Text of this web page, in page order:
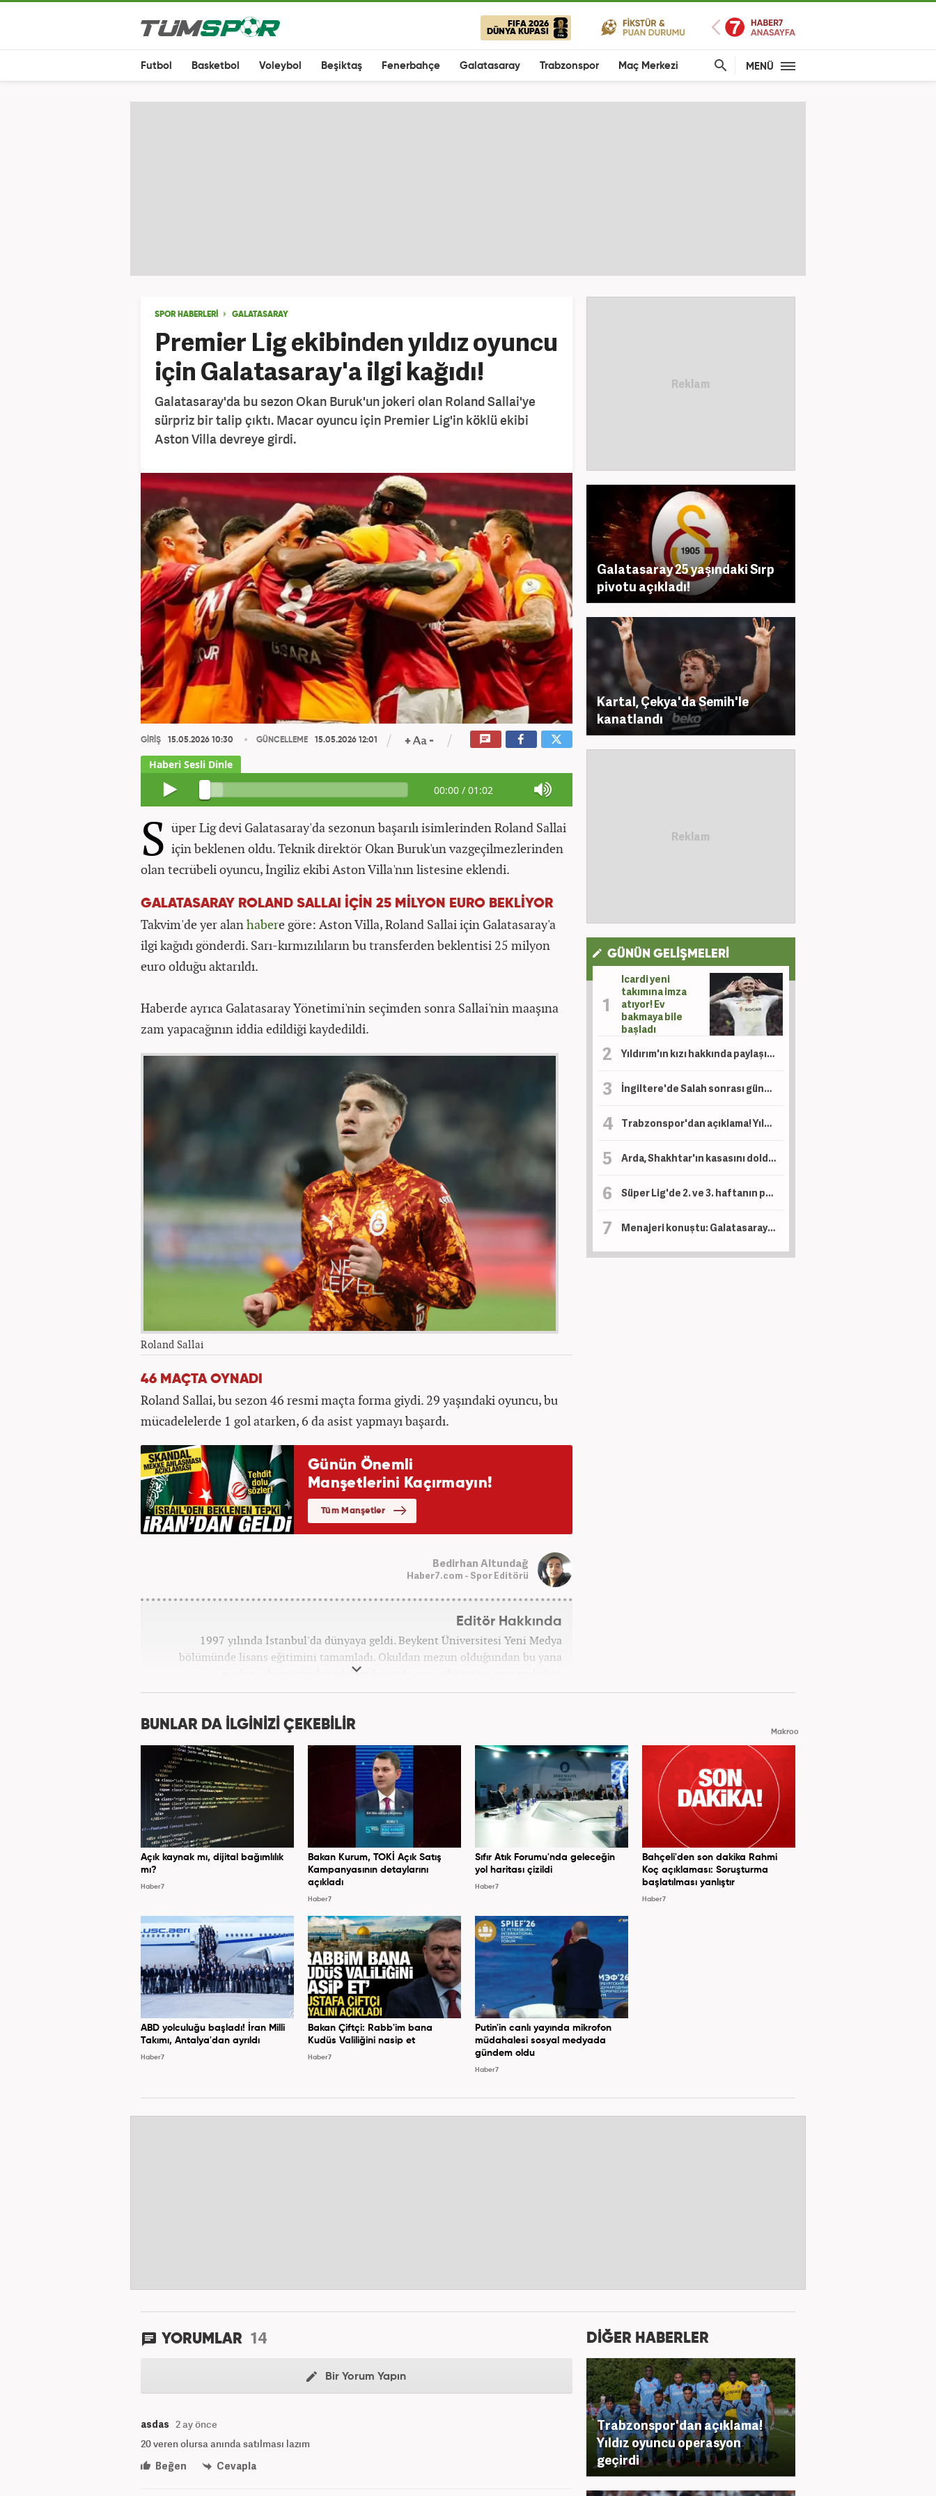
FIFA 2026
DÜNYA KUPASI
Futbol Basketbol Voleybol Beşiktaş Fenerbahçe Galatasaray Trabzonspor Maç Merkezi MENÜ
SPOR HABERLERİ GALATASARAY
Premier Lig ekibinden yıldız oyuncu
için Galatasaray'a ilgi kağıdı!
Galatasaray'da bu sezon Okan Buruk'un jokeri olan Roland Sallai'ye
sürpriz bir talip çıktı. Macar oyuncu için Premier Lig'in köklü ekibi
Aston Villa devreye girdi.
GİRİŞ 15.05.2026 10:30 GÜNCELLEME 15.05.2026 12:01
00:00 / 01:02
S üper Lig devi Galatasaray'da sezonun başarılı isimlerinden Roland Sallai
için beklenen oldu. Teknik direktör Okan Buruk'un vazgeçilmezlerinden
olan tecrübeli oyuncu, İngiliz ekibi Aston Villa'nın listesine eklendi.
GALATASARAY ROLAND SALLAI İÇİN 25 MİLYON EURO BEKLİYOR
Takvim'de yer alanhabere göre: Aston Villa, Roland Sallai için Galatasaray'a
ilgi kağıdı gönderdi. Sarı-kırmızılıların bu transferden beklentisi 25 milyon
euro olduğu aktarıldı.
Haberde ayrıca Galatasaray Yönetimi'nin seçimden sonra Sallai'nin maaşına
zam yapacağının iddia edildiği kaydedildi.
Roland Sallai
46 MAÇTA OYNADI
Roland Sallai, bu sezon 46 resmi maçta forma giydi. 29 yaşındaki oyuncu, bu
mücadelelerde 1 gol atarken, 6 da asist yapmayı başardı.
Bedirhan Altundağ
Haber7.com - Spor Editörü
Editör Hakkında
1997 yılında İstanbul'da dünyaya geldi. Beykent Üniversitesi Yeni Medya
bölümünde lisans eğitimini tamamladı. Okuldan mezun olduğundan bu yana
medya sektörünün birçok kuruluşunda spor editörü ve spor muhabiri
pozisyonlarında çalıştı. Kariyerine Mart 2026'dan beri Haber7.com'da spor editörü
Galatasaray 25 yaşındaki Sırp
pivotu açıkladı!
Kartal, Çekya'da Semih'le
kanatlandı
GÜNÜN GELİŞMELERİ
Icardi yeni
takımına imza
atıyor! Ev
bakmaya bile
başladı
Yıldırım'ın kızı hakkında paylaşım yapan şahıs için tutuklama talebi!
İngiltere'de Salah sonrası gündem Türkiye: Süper Lig, Suudi Arabistan'a rakip oldu!
Trabzonspor'dan açıklama! Yıldız oyuncu operasyon geçirdi
Arda, Shakhtar'ın kasasını dolduracak! Devler prensinin peşinde
Süper Lig'de 2. ve 3. haftanın programları belli oldu! Beşiktaş maçına özel 'Ayar'
Menajeri konuştu: Galatasaray'dan gelen mektup var!
BUNLAR DA İLGİNİZİ ÇEKEBİLİR Makroo
Açık kaynak mı, dijital bağımlılık
mı?
Haber7
Bakan Kurum, TOKİ Açık Satış
Kampanyasının detaylarını
açıkladı
Haber7
Sıfır Atık Forumu'nda geleceğin
yol haritası çizildi
Haber7
Bahçeli'den son dakika Rahmi
Koç açıklaması: Soruşturma
başlatılması yanlıştır
Haber7
ABD yolculuğu başladı! İran Milli
Takımı, Antalya'dan ayrıldı
Haber7
Bakan Çiftçi: Rabb'im bana
Kudüs Valiliğini nasip et
Haber7
Putin'in canlı yayında mikrofon
müdahalesi sosyal medyada
gündem oldu
Haber7
YORUMLAR 14
Bir Yorum Yapın
asdas 2 ay önce
20 veren olursa anında satılması lazım
Beğen
Cevapla
DİĞER HABERLER
Trabzonspor'dan açıklama!
Yıldız oyuncu operasyon
geçirdi